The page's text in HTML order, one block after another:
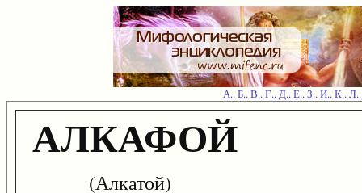
А..Б..В..Г..Д..Е..З..И..К..Л..
АЛКАФОЙ
(Алкатой)